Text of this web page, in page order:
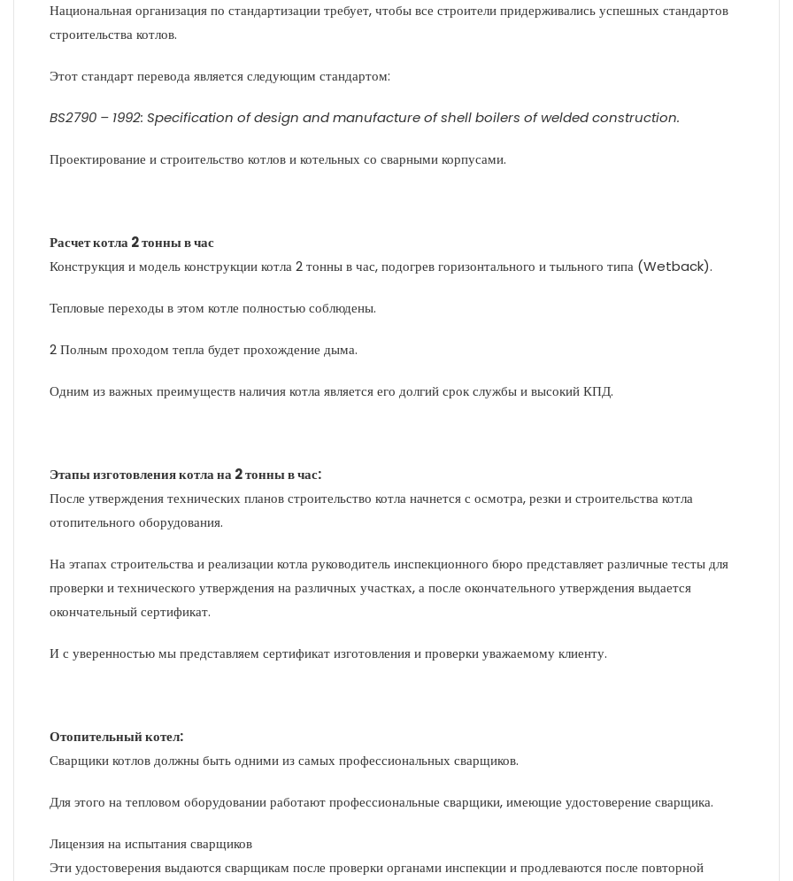
Национальная организация по стандартизации требует, чтобы все строители придерживались успешных стандартов
строительства котлов.
Этот стандарт перевода является следующим стандартом:
BS2790 – 1992: Specification of design and manufacture of shell boilers of welded construction.
Проектирование и строительство котлов и котельных со сварными корпусами.
Расчет котла 2 тонны в час
Конструкция и модель конструкции котла 2 тонны в час, подогрев горизонтального и тыльного типа (Wetback).
Тепловые переходы в этом котле полностью соблюдены.
2 Полным проходом тепла будет прохождение дыма.
Одним из важных преимуществ наличия котла является его долгий срок службы и высокий КПД.
Этапы изготовления котла на 2 тонны в час:
После утверждения технических планов строительство котла начнется с осмотра, резки и строительства котла
отопительного оборудования.
На этапах строительства и реализации котла руководитель инспекционного бюро представляет различные тесты для
проверки и технического утверждения на различных участках, а после окончательного утверждения выдается
окончательный сертификат.
И с уверенностью мы представляем сертификат изготовления и проверки уважаемому клиенту.
Отопительный котел:
Сварщики котлов должны быть одними из самых профессиональных сварщиков.
Для этого на тепловом оборудовании работают профессиональные сварщики, имеющие удостоверение сварщика.
Лицензия на испытания сварщиков
Эти удостоверения выдаются сварщикам после проверки органами инспекции и продлеваются после повторной